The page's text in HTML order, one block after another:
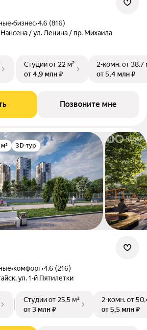
•бизнес•4.6 (816)
/ ул. Ленина / пр. Михаила
Студииот 22 м²
от 4,9 млн ₽
2-комн.от 38,7
от 5,4 млн ₽
Позвоните мне
3D-тур
•комфорт•4.6 (216)
ул. 1-й Пятилетки
Студииот 25,5 м²
от 3 млн ₽
2-комн.от
от 5,5 млн ₽